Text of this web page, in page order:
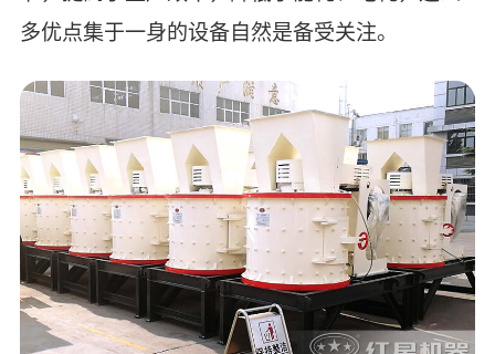
多优点集于一身的设备自然是备受关注。